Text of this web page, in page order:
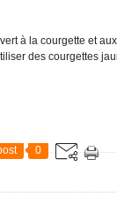
à la courgette et
des courgettes
0